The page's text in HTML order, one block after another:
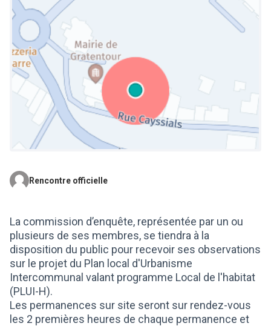
(Lien externe)
Rencontre officielle
La commission d’enquête, représentée par un ou
plusieurs de ses membres, se tiendra à la
disposition du public pour recevoir ses observations
sur le projet du Plan local d'Urbanisme
Intercommunal valant programme Local de l'habitat
(PLUI-H).
Les permanences sur site seront sur rendez-vous
les 2 premières heures de chaque permanence et